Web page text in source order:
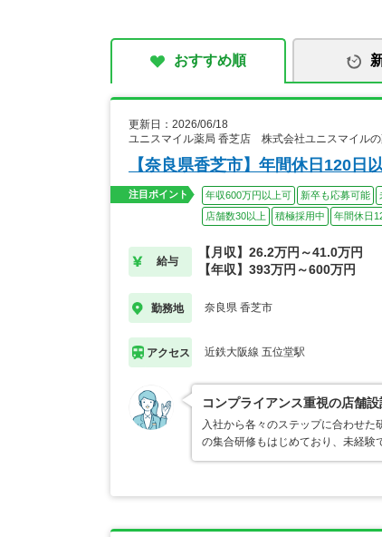
おすすめ順
更新日：2026/06/18
ユニスマイル薬局 香芝店 株式会社ユニスマイルの
【奈良県香芝市】年間休日120
注目ポイント 年収600万円以上可 新卒も応募可能
店舗数30以上
積極採用中 年間休日
給与
【月収】26.2万円～41.0万円
【年収】393万円～600万円
勤務地 奈良県 香芝市
アクセス 近鉄大阪線 五位堂駅
コンプライアンス重視の店舗
入社から各々のステップに合わせ
の集合研修もはじめており、未経